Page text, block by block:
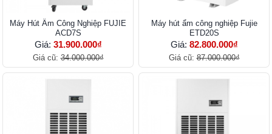
Máy Hút Ẩm Công Nghiệp FUJIE
ACD7S
Giá: 31.900.000₫
Giá cũ:34.000.000₫
Máy hút ẩm công nghiệp Fujie
ETD20S
Giá: 82.800.000₫
Giá cũ:87.000.000₫